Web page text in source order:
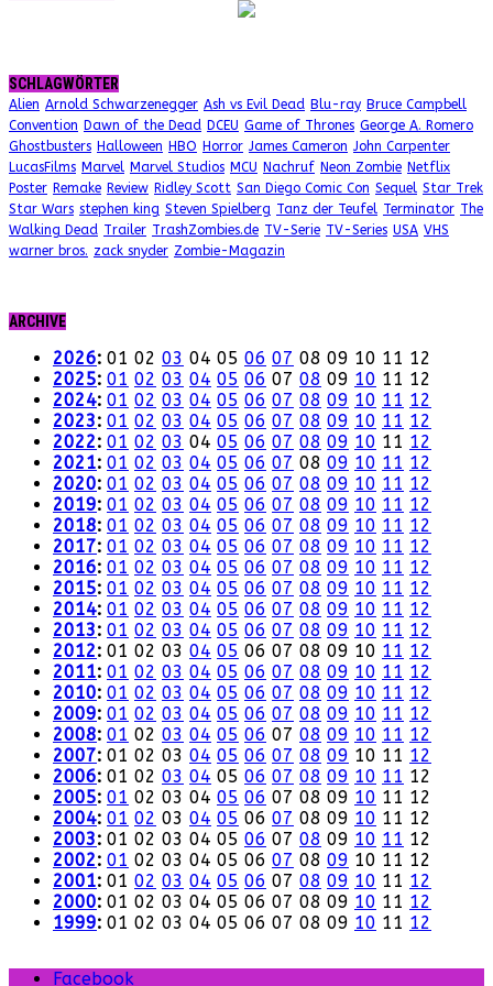
SCHLAGWÖRTER
Alien Arnold Schwarzenegger Ash vs Evil Dead Blu-ray Bruce Campbell
Convention Dawn of the Dead DCEU Game of Thrones George A. Romero
Ghostbusters Halloween HBO Horror James Cameron John Carpenter
LucasFilms Marvel Marvel Studios MCU Nachruf Neon Zombie Netflix
Poster Remake Review Ridley Scott San Diego Comic Con Sequel Star Trek
Star Wars stephen king Steven Spielberg Tanz der Teufel Terminator The
Walking Dead Trailer TrashZombies.de TV-Serie TV-Series USA VHS
warner bros. zack snyder Zombie-Magazin
ARCHIVE
2026: 01 02 03 04 05 06 07 08 09 10 11 12
2025: 01 02 03 04 05 06 07 08 09 10 11 12
2024: 01 02 03 04 05 06 07 08 09 10 11 12
2023: 01 02 03 04 05 06 07 08 09 10 11 12
2022: 01 02 03 04 05 06 07 08 09 10 11 12
2021: 01 02 03 04 05 06 07 08 09 10 11 12
2020: 01 02 03 04 05 06 07 08 09 10 11 12
2019: 01 02 03 04 05 06 07 08 09 10 11 12
2018: 01 02 03 04 05 06 07 08 09 10 11 12
2017: 01 02 03 04 05 06 07 08 09 10 11 12
2016: 01 02 03 04 05 06 07 08 09 10 11 12
2015: 01 02 03 04 05 06 07 08 09 10 11 12
2014: 01 02 03 04 05 06 07 08 09 10 11 12
2013: 01 02 03 04 05 06 07 08 09 10 11 12
2012: 01 02 03 04 05 06 07 08 09 10 11 12
2011: 01 02 03 04 05 06 07 08 09 10 11 12
2010: 01 02 03 04 05 06 07 08 09 10 11 12
2009: 01 02 03 04 05 06 07 08 09 10 11 12
2008: 01 02 03 04 05 06 07 08 09 10 11 12
2007: 01 02 03 04 05 06 07 08 09 10 11 12
2006: 01 02 03 04 05 06 07 08 09 10 11 12
2005: 01 02 03 04 05 06 07 08 09 10 11 12
2004: 01 02 03 04 05 06 07 08 09 10 11 12
2003: 01 02 03 04 05 06 07 08 09 10 11 12
2002: 01 02 03 04 05 06 07 08 09 10 11 12
2001: 01 02 03 04 05 06 07 08 09 10 11 12
2000: 01 02 03 04 05 06 07 08 09 10 11 12
1999: 01 02 03 04 05 06 07 08 09 10 11 12
Facebook